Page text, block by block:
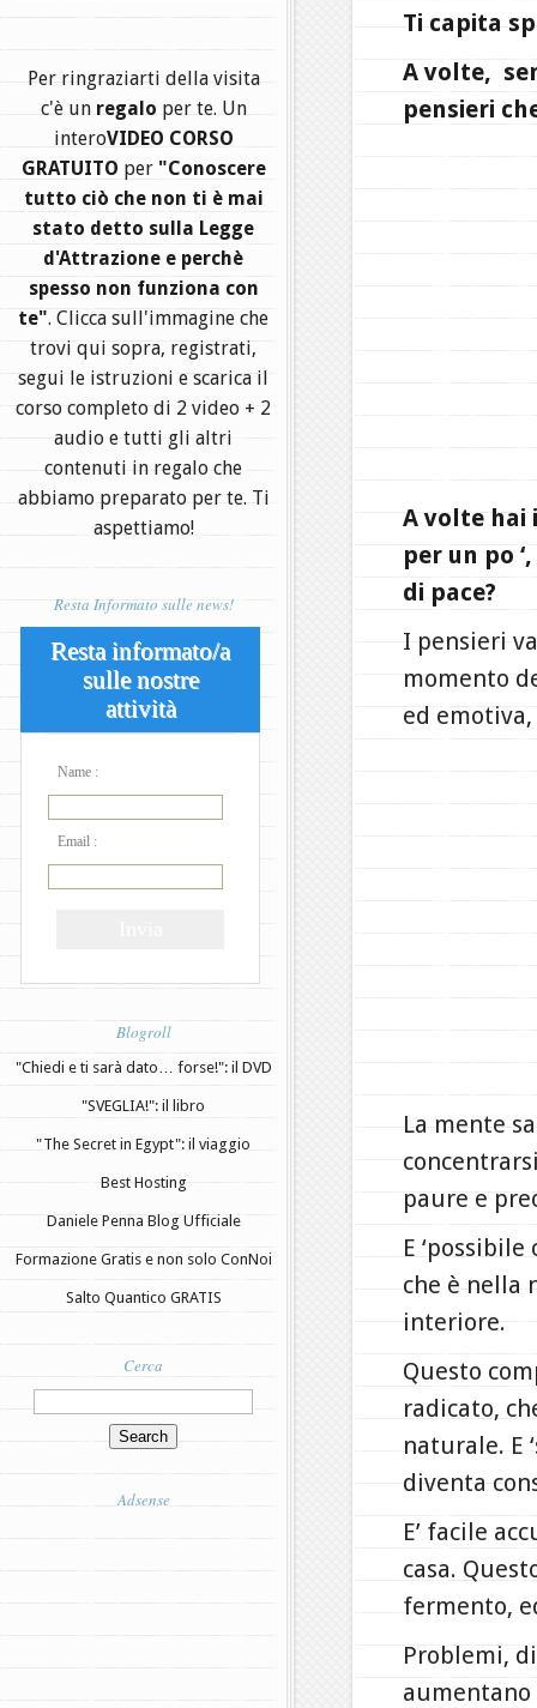
Per ringraziarti della visita
c'è un regalo per te. Un
interoVIDEO CORSO
GRATUITO per "Conoscere
tutto ciò che non ti è mai
stato detto sulla Legge
d'Attrazione e perchè
spesso non funziona con
te". Clicca sull'immagine che
trovi qui sopra, registrati,
segui le istruzioni e scarica il
corso completo di 2 video + 2
audio e tutti gli altri
contenuti in regalo che
abbiamo preparato per te. Ti
aspettiamo!
Resta Informato sulle news!
Resta informato/a
sulle nostre
attività
Name :
Email :
Blogroll
"Chiedi e ti sarà dato… forse!": il DVD
"SVEGLIA!": il libro
"The Secret in Egypt": il viaggio
Best Hosting
Daniele Penna Blog Ufficiale
Formazione Gratis e non solo ConNoi
Salto Quantico GRATIS
Cerca
Adsense
Ti capita
A volte,
pensieri
A volte hai
per un po
di pace?
I pensieri
momento
ed
La mente
paure e
E
che è nella
interiore.
Questo
radicato,
naturale. E
diventa
E’ facile
casa.
fermento,
Problemi,
aumentano